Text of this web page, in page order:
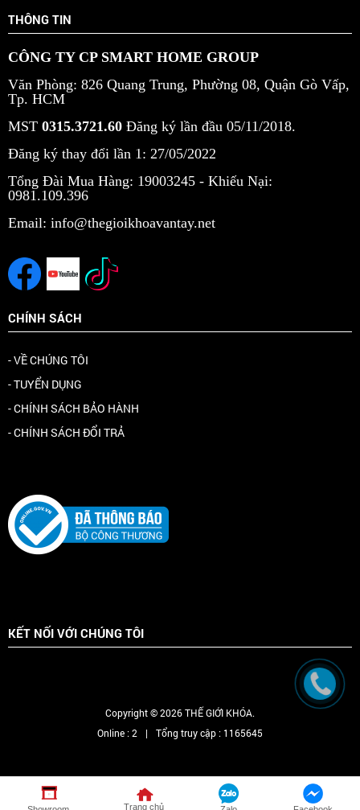
THÔNG TIN
CÔNG TY CP SMART HOME GROUP
Văn Phòng: 826 Quang Trung, Phường 08, Quận Gò Vấp,
Tp. HCM
MST 0315.3721.60 Đăng ký lần đầu 05/11/2018.
Đăng ký thay đổi lần 1: 27/05/2022
Tổng Đài Mua Hàng: 19003245 - Khiếu Nại:
0981.109.396
Email: info@thegioikhoavantay.net
CHÍNH SÁCH
- VỀ CHÚNG TÔI
- TUYỂN DỤNG
- CHÍNH SÁCH BẢO HÀNH
- CHÍNH SÁCH ĐỔI TRẢ
KẾT NỐI VỚI CHÚNG TÔI
Copyright © 2026 THẾ GIỚI KHÓA.
Online :2 | Tổng truy cập : 1165645
Tổng đài Trang chủ